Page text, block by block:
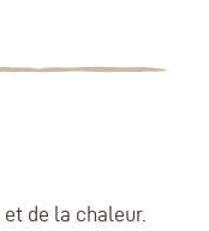
et de la chaleur.